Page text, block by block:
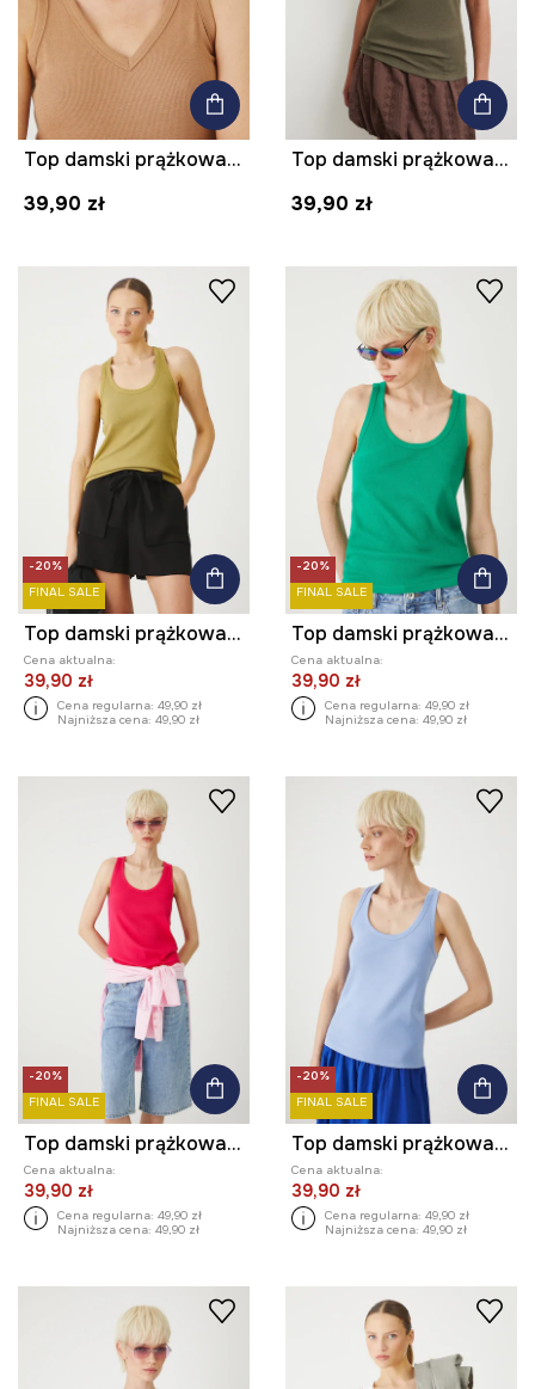
Top damski prążkowany z modalem kolor beżowy
39,90 zł
Top damski prążkowany z modalem kolor zielony
39,90 zł
-20%
FINAL SALE
Top damski prążkowany z modalem kolor zielony
Cena aktualna:
39,90 zł
Cena regularna: 49,90 zł
Najniższa cena: 49,90 zł
-20%
FINAL SALE
Top damski prążkowany z modalem kolor zielony
Cena aktualna:
39,90 zł
Cena regularna: 49,90 zł
Najniższa cena: 49,90 zł
-20%
FINAL SALE
Top damski prążkowany z modalem kolor różowy
Cena aktualna:
39,90 zł
Cena regularna: 49,90 zł
Najniższa cena: 49,90 zł
-20%
FINAL SALE
Top damski prążkowany z modalem kolor niebieski
Cena aktualna:
39,90 zł
Cena regularna: 49,90 zł
Najniższa cena: 49,90 zł